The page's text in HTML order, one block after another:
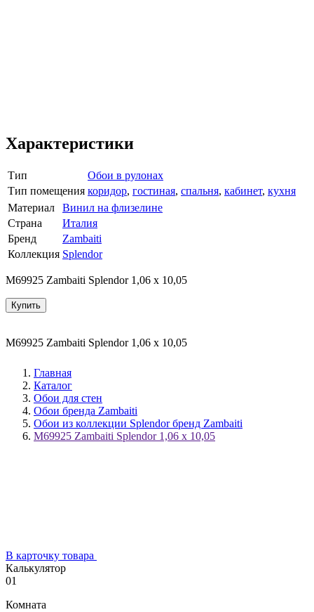
Характеристики
Тип
Обои в рулонах
Тип помещения коридор, гостиная, спальня, кабинет, кухня
Материал
Винил на флизелине
Страна
Италия
Бренд
Zambaiti
Коллекция Splendor
M69925 Zambaiti Splendor 1,06 х 10,05
Купить
M69925 Zambaiti Splendor 1,06 х 10,05
Главная
Каталог
Обои для стен
Обои бренда Zambaiti
Обои из коллекции Splendor бренд Zambaiti
M69925 Zambaiti Splendor 1,06 х 10,05
В карточку товара
Калькулятор
01
Комната